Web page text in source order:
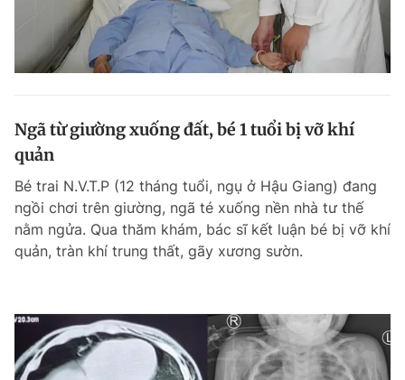
Ngã từ giường xuống đất, bé 1 tuổi bị vỡ khí
quản
Bé trai N.V.T.P (12 tháng tuổi, ngụ ở Hậu Giang) đang
ngồi chơi trên giường, ngã té xuống nền nhà tư thế
nằm ngửa. Qua thăm khám, bác sĩ kết luận bé bị vỡ khí
quản, tràn khí trung thất, gãy xương sườn.